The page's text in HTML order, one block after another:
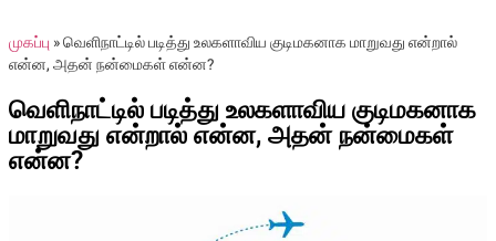
முகப்பு »வெளிநாட்டில் படித்து உலகளாவிய குடிமகனாக மாறுவது என்றால்
என்ன, அதன் நன்மைகள் என்ன?
வெளிநாட்டில் படித்து உலகளாவிய குடிமகனாக
மாறுவது என்றால் என்ன, அதன் நன்மைகள்
என்ன?